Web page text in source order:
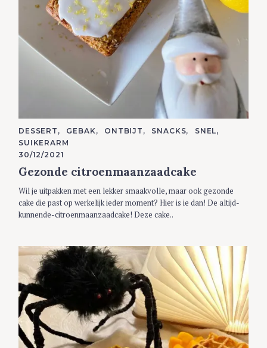
C
A
T
E
O
R
E
S
DESSERT GEBAK ONTBIJT SNACKS
SNEL
SUIKERARM
30/12/2021
Gezonde citroenmaanzaadcake
Wil je uitpakken met een lekker smaakvolle, maar ook gezonde
cake die past op werkelijk ieder moment? Hier is ie dan! De altijd-
kunnende-citroenmaanzaadcake! Deze cake..